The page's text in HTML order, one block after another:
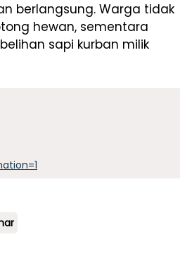
berlangsung. Warga tidak
hewan, sementara
sapi kurban milik